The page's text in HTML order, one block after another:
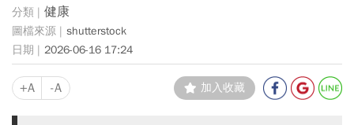
健康
shutterstock
2026-06-16 17:24
+A -A 加入收藏